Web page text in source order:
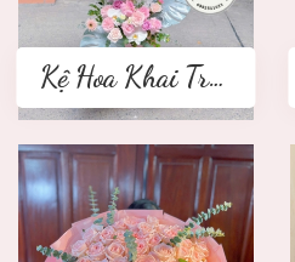
Kệ Hoa Khai Trương 2 tầng